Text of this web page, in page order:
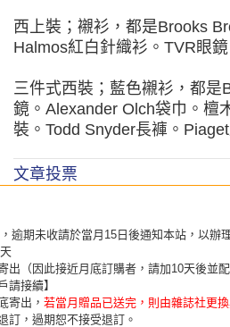
西上裝；襯衫，都是Brooks
Halmos紅白針織衫。TVR眼
三件式西裝；藍色襯衫，都
鏡。Alexander Olch袋巾。檀
裝。Todd Snyder長褲。
文章投票
逾期未收請於當月15日後通知本站，以辦
出（因此接近月底訂購者，請加10天後並
請接續】
寄出， 若當月贈品已送完，則由雜誌社更
訂，過期恕不接受退訂。